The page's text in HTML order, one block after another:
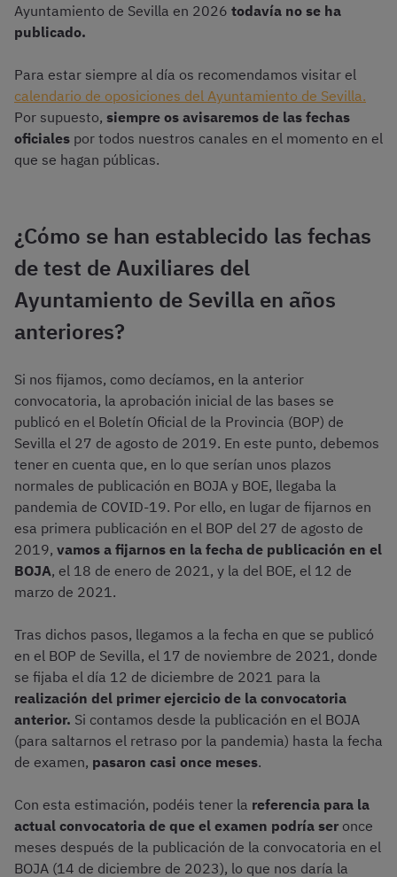
Ayuntamiento de Sevilla en 2026 todavía no se ha
publicado.
Para estar siempre al día os recomendamos visitar el
calendario de oposiciones del Ayuntamiento de Sevilla.
Por supuesto, siempre os avisaremos de las fechas
oficiales por todos nuestros canales en el momento en el
que se hagan públicas.
¿Cómo se han establecido las fechas
de test de Auxiliares del
Ayuntamiento de Sevilla en años
anteriores?
Si nos fijamos, como decíamos, en la anterior
convocatoria, la aprobación inicial de las bases se
publicó en el Boletín Oficial de la Provincia (BOP) de
Sevilla el 27 de agosto de 2019. En este punto, debemos
tener en cuenta que, en lo que serían unos plazos
normales de publicación en BOJA y BOE, llegaba la
pandemia de COVID-19. Por ello, en lugar de fijarnos en
esa primera publicación en el BOP del 27 de agosto de
2019, vamos a fijarnos en la fecha de publicación en el
BOJA, el 18 de enero de 2021, y la del BOE, el 12 de
marzo de 2021.
Tras dichos pasos, llegamos a la fecha en que se publicó
en el BOP de Sevilla, el 17 de noviembre de 2021, donde
se fijaba el día 12 de diciembre de 2021 para la
realización del primer ejercicio de la convocatoria
anterior. Si contamos desde la publicación en el BOJA
(para saltarnos el retraso por la pandemia) hasta la fecha
de examen, pasaron casi once meses.
Con esta estimación, podéis tener la referencia para la
actual convocatoria de que el examen podría ser once
meses después de la publicación de la convocatoria en el
BOJA (14 de diciembre de 2023), lo que nos daría la